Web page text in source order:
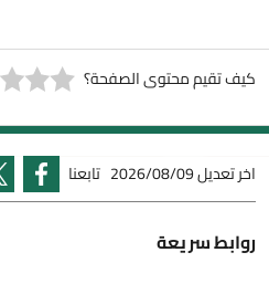
كيف تقيم محتوى الصفحة؟
اخر تعديل2026/08/09 تابعنا
روابط سريعة